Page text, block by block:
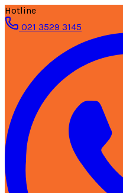
Hotline
021 3529 3145